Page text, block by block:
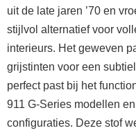
uit de late jaren ’70 en
stijlvol alternatief voor
interieurs. Het geweven
grijstinten voor een
perfect past bij het
911 G-Series modellen
configuraties. Deze stof